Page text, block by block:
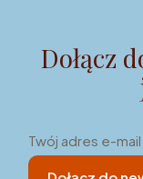
Dołącz
Twój adres e-mail